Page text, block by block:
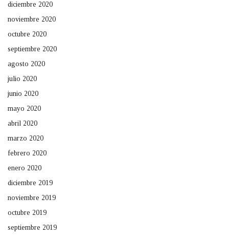
diciembre 2020
noviembre 2020
octubre 2020
septiembre 2020
agosto 2020
julio 2020
junio 2020
mayo 2020
abril 2020
marzo 2020
febrero 2020
enero 2020
diciembre 2019
noviembre 2019
octubre 2019
septiembre 2019